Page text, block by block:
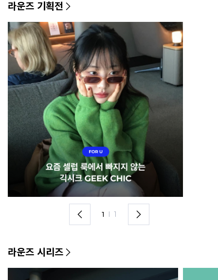
라운즈 기획전
1 1
라운즈 시리즈